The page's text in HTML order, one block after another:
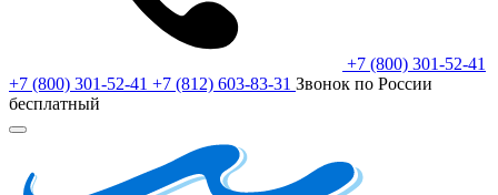
+7 (800) 301-52-41
+7 (800) 301-52-41 +7 (812) 603-83-31 Звонок по России
бесплатный